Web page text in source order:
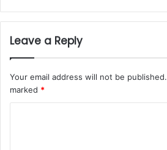
Leave a Reply
Your email address will not be published.
marked *